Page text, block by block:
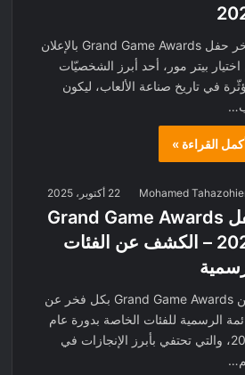
يفتخر حفل Grand Game Awards بالإعلان
بيتر مور، أحد أبرز الشخصيّات
في تاريخ صناعة الألعاب، ليكون
القراءة »
Mohamed 22 أكتوبر، 2025
حفل Grand Game Awards
2025 – الكشف عن الفئات
تُعلن Grand Game Awards بكل فخر عن
الرسمية للفئات الخاصة بدورة عام
2025، والتي تحتفي بأبرز الإنجازات في